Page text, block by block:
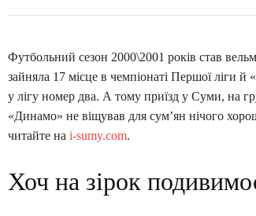
Футбольний сезон 2000\2001 років став
зайняла 17 місце в чемпіонаті Першої ліги
у лігу номер два. А тому приїзд у Суми, на
«Динамо» не віщував для сум’ян нічого
читайте на i-sumy.com.
Хоч на зірок